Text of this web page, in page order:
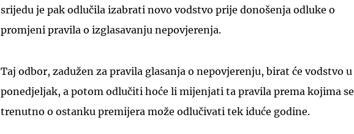
srijedu je pak odlučila izabrati novo vodstvo prije donošenja odluke o
promjeni pravila o izglasavanju nepovjerenja.
Taj odbor, zadužen za pravila glasanja o nepovjerenju, birat će vodstvo u
ponedjeljak, a potom odlučiti hoće li mijenjati ta pravila prema kojima se
trenutno o ostanku premijera može odlučivati tek iduće godine.